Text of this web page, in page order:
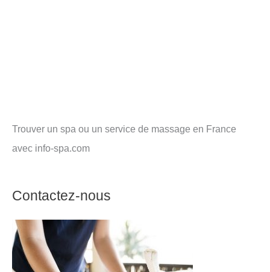
Trouver un spa ou un service de massage en France
avec info-spa.com
Contactez-nous